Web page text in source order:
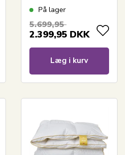
- Gulddynen varm
På lager
5.699,95
2.399,95 DKK
Læg i kurv